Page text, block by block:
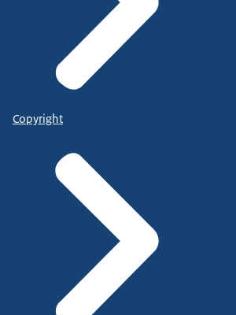
Copyright